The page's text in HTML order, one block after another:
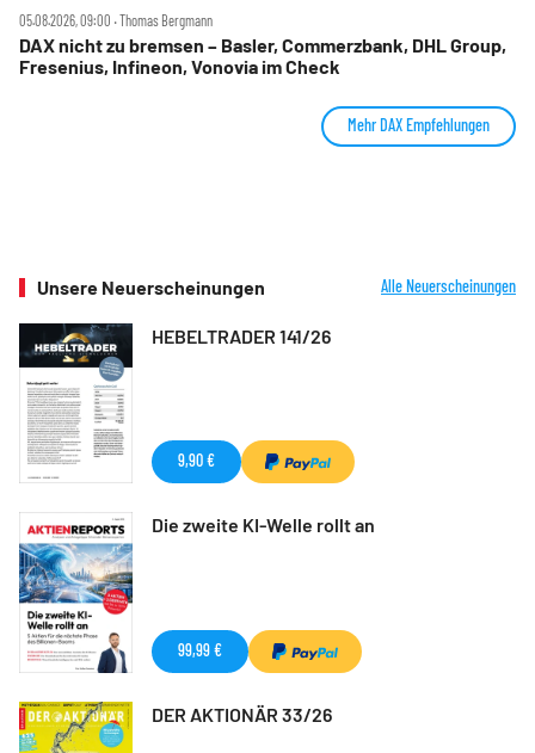
05.08.2026, 09:00 ‧ Thomas Bergmann
DAX nicht zu bremsen – Basler, Commerzbank, DHL Group,
Fresenius, Infineon, Vonovia im Check
Mehr DAX Empfehlungen
Unsere Neuerscheinungen Alle Neuerscheinungen
HEBELTRADER 141/26
9,90 €
Die zweite KI-Welle rollt an
99,99 €
DER AKTIONÄR 33/26